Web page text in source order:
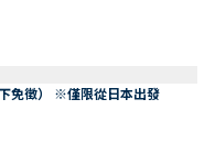
免徵） ※僅限從日本出發